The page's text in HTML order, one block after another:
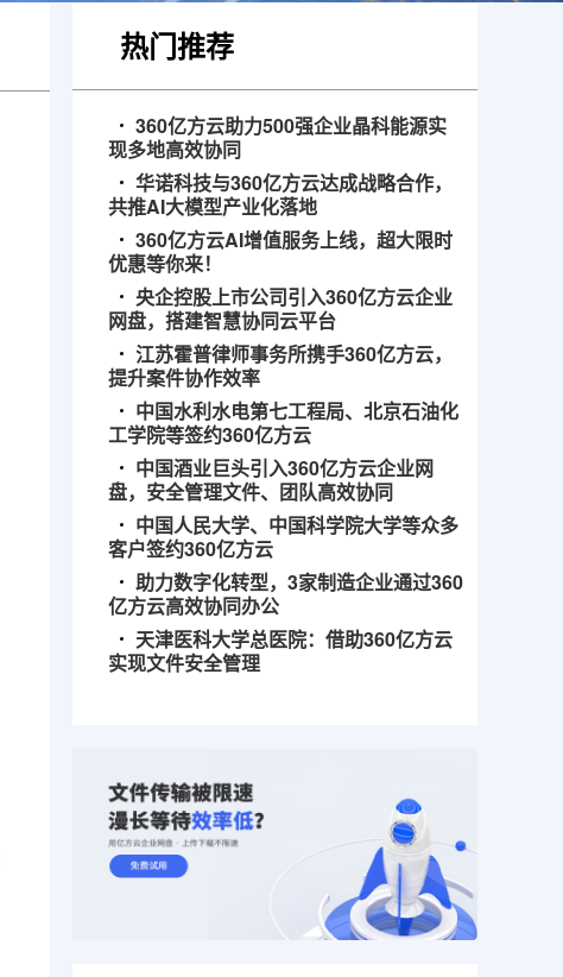
热门推荐
360亿方云助力500强企业晶科能源实
现多地高效协同
华诺科技与360亿方云达成战略合作，
共推AI大模型产业化落地
360亿方云AI增值服务上线，超大限时
优惠等你来！
央企控股上市公司引入360亿方云企业
网盘，搭建智慧协同云平台
江苏霍普律师事务所携手360亿方云，
提升案件协作效率
中国水利水电第七工程局、北京石油化
工学院等签约360亿方云
中国酒业巨头引入360亿方云企业网
盘，安全管理文件、团队高效协同
中国人民大学、中国科学院大学等众多
客户签约360亿方云
助力数字化转型，3家制造企业通过360
亿方云高效协同办公
天津医科大学总医院：借助360亿方云
实现文件安全管理